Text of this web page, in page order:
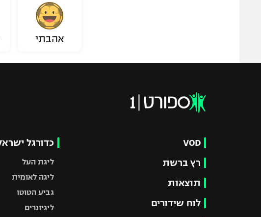
אהבתי
VOD
רץ ברשת
תוצאות
לוח שידורים
כדורגל
ליגת העל
ליגה לאומית
גביע הטוטו
ליגיונרים